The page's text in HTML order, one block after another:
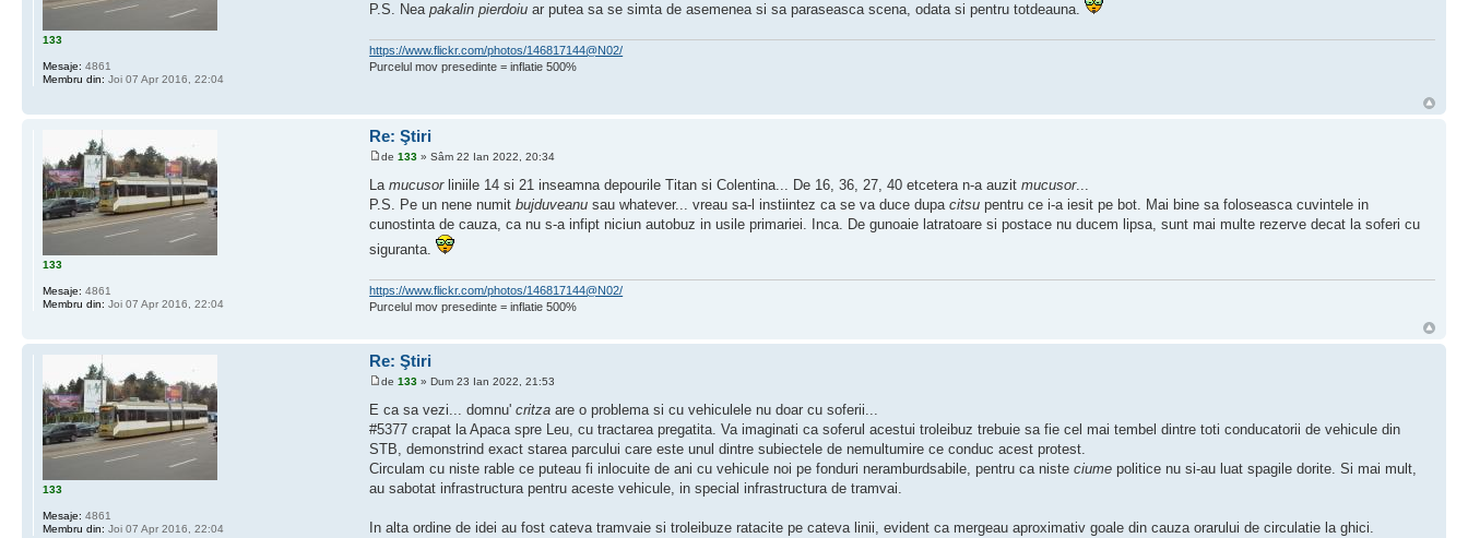
P.S. Neapakalin pierdoiu ar putea sa se simta de asemenea si sa paraseasca scena, odata si pentru totdeauna.
https://www.flickr.com/photos/146817144@N02/
Purcelul mov presedinte = inflatie 500%
133
Mesaje: 4861
Membru din: Joi 07 Apr 2016, 22:04
Re: Ştiri
de133 » Sâm 22 Ian 2022, 20:34
Lamucusorliniile 14 si 21 inseamna depourile Titan si Colentina... De 16, 36, 27, 40 etcetera n-a auzitmucusor...
P.S. Pe un nene numitbujduveanu sau whatever... vreau sa-l instiintez ca se va duce dupacitsu pentru ce i-a iesit pe bot. Mai bine sa foloseasca cuvintele in
cunostinta de cauza, ca nu s-a infipt niciun autobuz in usile primariei. Inca. De gunoaie latratoare si postace nu ducem lipsa, sunt mai multe rezerve decat la soferi cu
siguranta.
https://www.flickr.com/photos/146817144@N02/
Purcelul mov presedinte = inflatie 500%
133
Mesaje: 4861
Membru din: Joi 07 Apr 2016, 22:04
Re: Ştiri
de133 » Dum 23 Ian 2022, 21:53
E ca sa vezi... domnu'critza are o problema si cu vehiculele nu doar cu soferii...
#5377 crapat la Apaca spre Leu, cu tractarea pregatita. Va imaginati ca soferul acestui troleibuz trebuie sa fie cel mai tembel dintre toti conducatorii de vehicule din
STB, demonstrind exact starea parcului care este unul dintre subiectele de nemultumire ce conduc acest protest.
Circulam cu niste rable ce puteau fi inlocuite de ani cu vehicule noi pe fonduri neramburdsabile, pentru ca nisteciume politice nu si-au luat spagile dorite. Si mai mult,
au sabotat infrastructura pentru aceste vehicule, in special infrastructura de tramvai.
In alta ordine de idei au fost cateva tramvaie si troleibuze ratacite pe cateva linii, evident ca mergeau aproximativ goale din cauza orarului de circulatie la ghici.
133
Mesaje: 4861
Membru din: Joi 07 Apr 2016, 22:04